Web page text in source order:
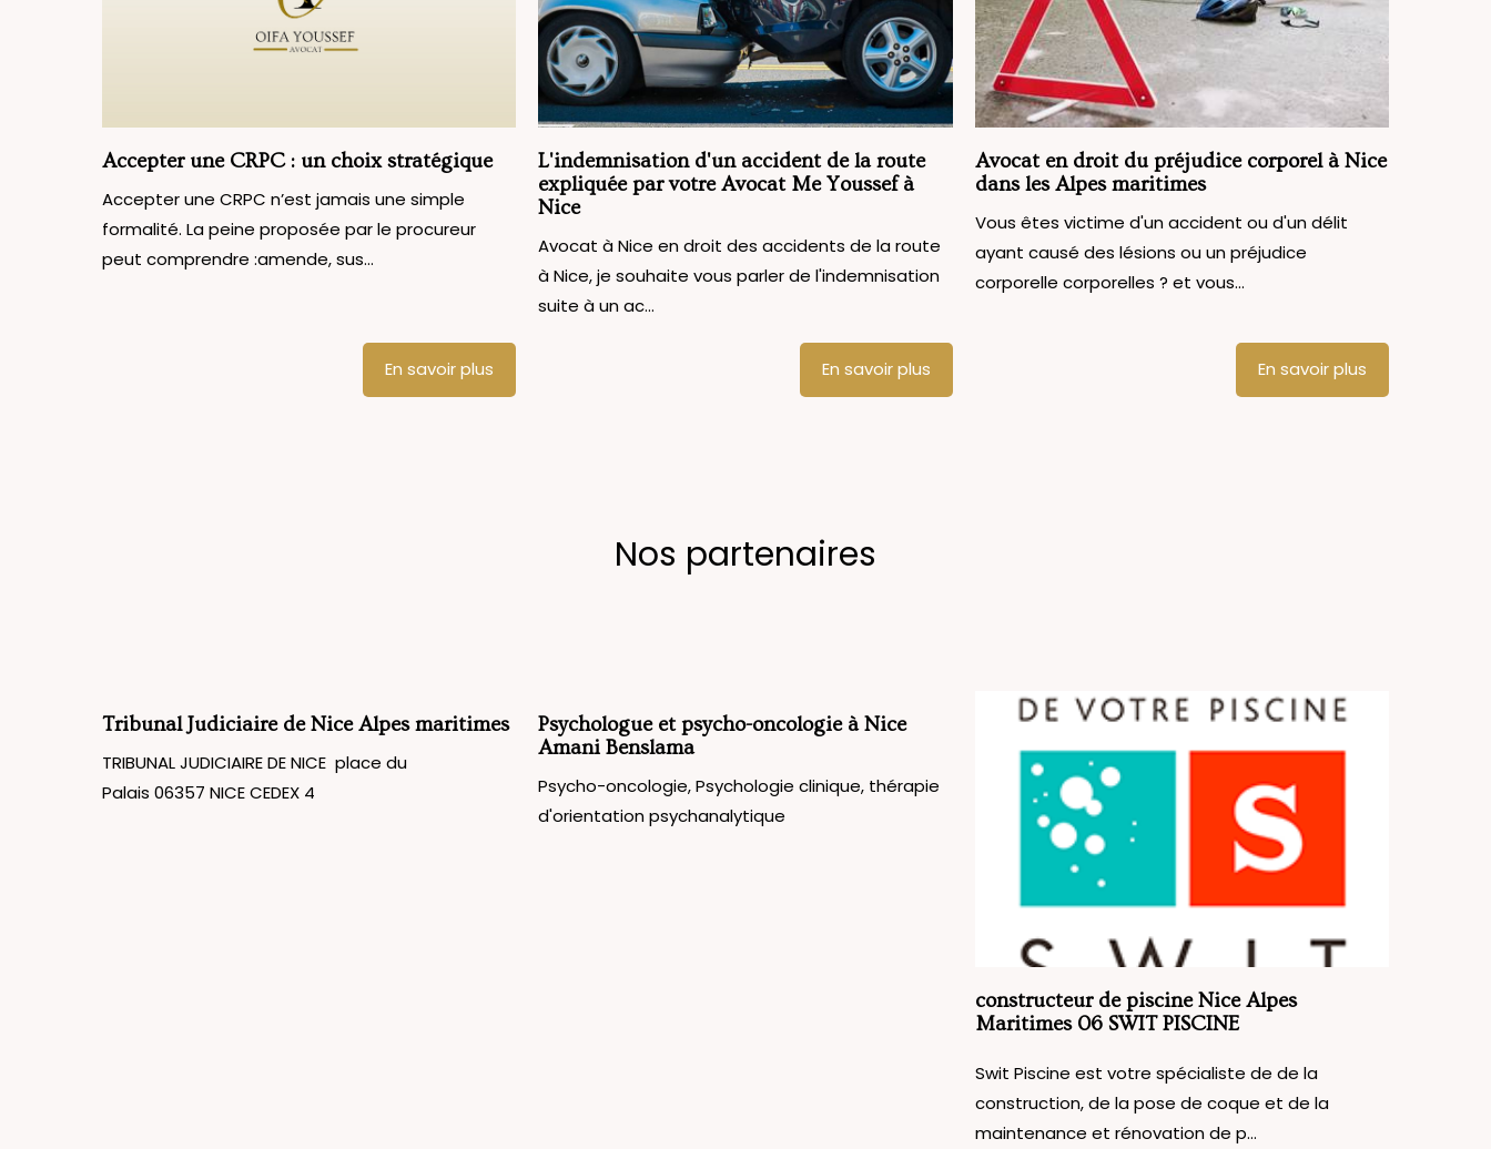
Accepter une CRPC : un choix stratégique
Accepter une CRPC n’est jamais une simple
formalité. La peine proposée par le procureur
peut comprendre :amende, sus...
En savoir plus
L'indemnisation d'un accident de la route
expliquée par votre Avocat Me Youssef à
Nice
Avocat à Nice en droit des accidents de la route
à Nice, je souhaite vous parler de l'indemnisation
suite à un ac...
En savoir plus
Avocat en droit du préjudice corporel à Nice
dans les Alpes maritimes
Vous êtes victime d'un accident ou d'un délit
ayant causé des lésions ou un préjudice
corporelle corporelles ? et vous...
En savoir plus
Nos partenaires
Tribunal Judiciaire de Nice Alpes maritimes
TRIBUNAL JUDICIAIRE DE NICE place du
Palais 06357 NICE CEDEX 4
Psychologue et psycho-oncologie à Nice
Amani Benslama
Psycho-oncologie, Psychologie clinique, thérapie
d'orientation psychanalytique
constructeur de piscine Nice Alpes
Maritimes 06 SWIT PISCINE
Swit Piscine est votre spécialiste de de la
construction, de la pose de coque et de la
maintenance et rénovation de p...